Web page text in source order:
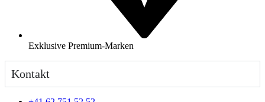
Exklusive Premium-Marken
Kontakt